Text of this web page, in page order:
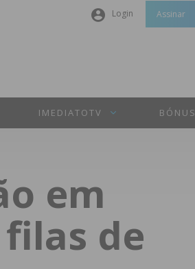
Login
Senha
Perdeu a sua senha?
Assinar
IMEDIATOTV BÓNUS
em
de